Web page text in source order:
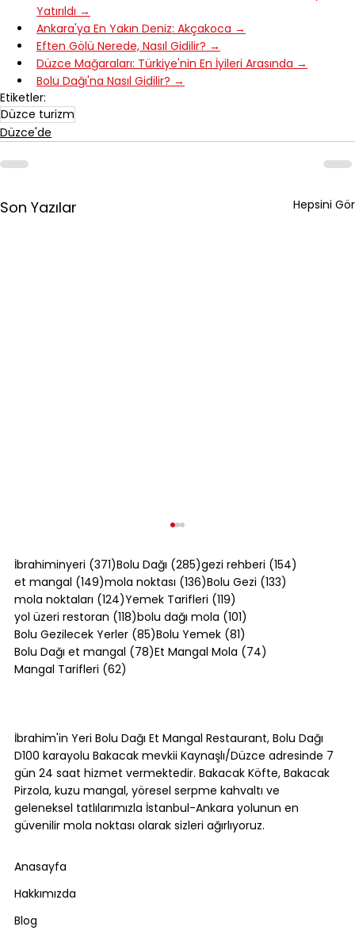
Yatırıldı →
Ankara'ya En Yakın Deniz: Akçakoca →
Eften Gölü Nerede, Nasıl Gidilir? →
Düzce Mağaraları: Türkiye'nin En İyileri Arasında →
Bolu Dağı'na Nasıl Gidilir? →
Etiketler:
Düzce turizm
Düzce'de
Son Yazılar Hepsini Gör
Gezi Rotası
İbrahiminyeri (371)371 yazı
Bolu Dağı (285)285 yazı
gezi rehberi (154)
et mangal (149)149 yazı
mola noktası (136)136 yazı
Bolu Gezi (133)
mola noktaları (124)124 yazı
Yemek Tarifleri (119)
yol üzeri restoran (118)118 yazı
bolu dağı mola (101)
Bolu Gezilecek Yerler (85)85 yazı
Bolu Yemek (81)
Bolu Dağı et mangal (78)78 yazı
Et Mangal Mola (74)
Mangal Tarifleri (62)
İbrahim'in Yeri Bolu Dağı Et Mangal Restaurant, Bolu Dağı
D100 karayolu Bakacak mevkii Kaynaşlı/Düzce adresinde 7
gün 24 saat hizmet vermektedir. Bakacak Köfte, Bakacak
Pirzola, kuzu mangal, yöresel serpme kahvaltı ve
geleneksel tatlılarımızla İstanbul-Ankara yolunun en
güvenilir mola noktası olarak sizleri ağırlıyoruz.
Anasayfa
Hakkımızda
Blog